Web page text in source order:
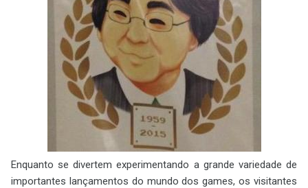
Enquanto se divertem experimentando a grande variedade de
importantes lançamentos do mundo dos games, os visitantes